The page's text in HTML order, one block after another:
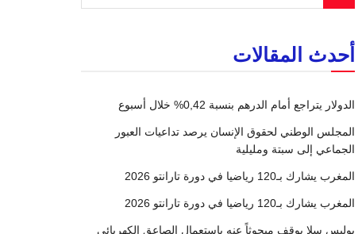
أحدث المقالات
الدولار يتراجع أمام الدرهم بنسبة 0,42% خلال أسبوع
المجلس الوطني لحقوق الإنسان يرصد تداعيات العبور
الجماعي إلى سبتة ومليلية
المغرب يشارك بـ120 رياضيا في دورة تارانتو 2026
المغرب يشارك بـ120 رياضيا في دورة تارانتو 2026
بوليس سلا يوقف مبحوثاً عنه باستعمال الصاعق الكهربائي